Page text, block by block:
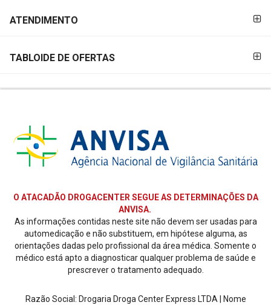
ATENDIMENTO
TABLOIDE DE OFERTAS
O ATACADÃO DROGACENTER SEGUE AS DETERMINAÇÕES DA
ANVISA.
As informações contidas neste site não devem ser usadas para
automedicação e não substituem, em hipótese alguma, as
orientações dadas pelo profissional da área médica. Somente o
médico está apto a diagnosticar qualquer problema de saúde e
prescrever o tratamento adequado.
Razão Social: Drogaria Droga Center Express LTDA | Nome